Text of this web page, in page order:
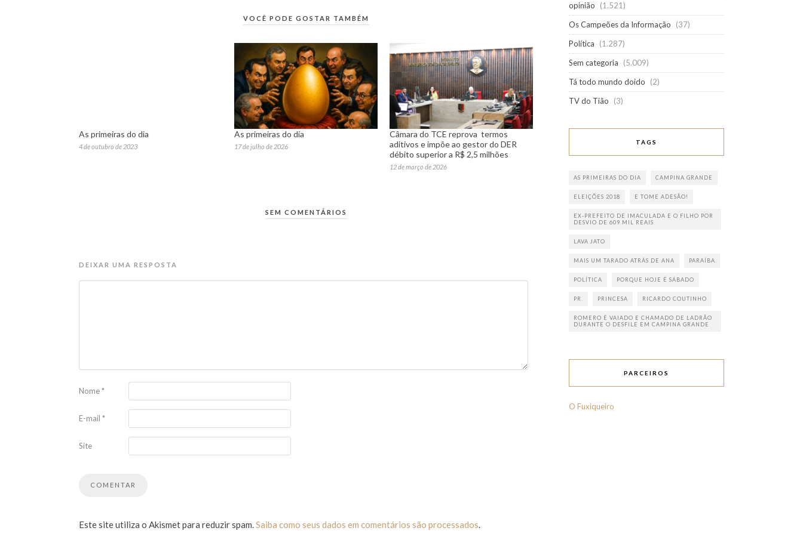
VOCÊ PODE GOSTAR TAMBÉM
As primeiras do dia
4 de outubro de 2023
As primeiras do dia
17 de julho de 2026
Câmara do TCE reprova termos
aditivos e impõe ao gestor do DER
débito superior a R$ 2,5 milhões
12 de março de 2026
SEM COMENTÁRIOS
DEIXAR UMA RESPOSTA
Nome*
E-mail *
Site
Este site utiliza o Akismet para reduzir spam.Saiba como seus dados em comentários são processados.
opinião
(1.521)
Os Campeões da Informação
(37)
Política
(1.287)
Sem categoria
(5.009)
Tá todo mundo doido
(2)
TV do Tião
(3)
TAGS
AS PRIMEIRAS DO DIA CAMPINA GRANDE
ELEIÇÕES 2018 E TOME ADESÃO!
EX-PREFEITO DE IMACULADA E O FILHO POR
DESVIO DE 609 MIL REAIS
LAVA JATO
MAIS UM TARADO ATRÁS DE ANA PARAÍBA
POLÍTICA PORQUE HOJE É SÁBADO
PR. PRINCESA RICARDO COUTINHO
ROMERO É VAIADO E CHAMADO DE LADRÃO
DURANTE O DESFILE EM CAMPINA GRANDE
PARCEIROS
O Fuxiqueiro